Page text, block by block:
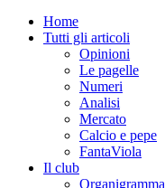
Home
Tutti gli articoli
Opinioni
Le pagelle
Numeri
Analisi
Mercato
Calcio e pepe
FantaViola
Il club
Organigramma